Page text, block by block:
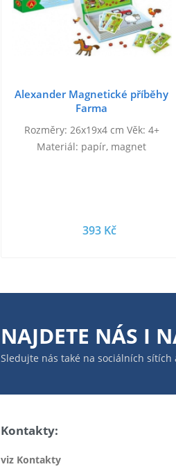
Alexander Magnetické příběhy
Farma
Rozměry: 26x19x4 cm Věk: 4+
Materiál: papír, magnet
393 Kč
NAJDETE NÁS I
Sledujte nás také na sociálních sítích
Kontakty:
viz Kontakty